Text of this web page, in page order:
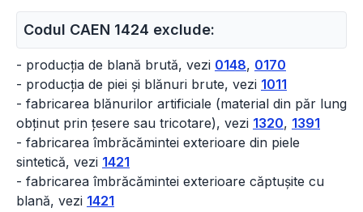
Codul CAEN 1424 exclude:
- producția de blană brută, vezi 0148, 0170
- producția de piei și blănuri brute, vezi 1011
- fabricarea blănurilor artificiale (material din păr lung
obținut prin țesere sau tricotare), vezi 1320, 1391
- fabricarea îmbrăcămintei exterioare din piele
sintetică, vezi 1421
- fabricarea îmbrăcămintei exterioare căptușite cu
blană, vezi 1421